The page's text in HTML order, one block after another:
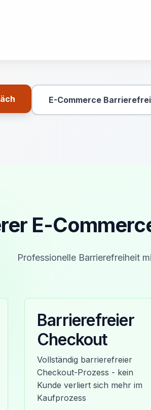
E-Commerce
E-
Professionelle Barrierefreiheit
Barrierefreier
Checkout
Vollständig barrierefreier
Checkout-Prozess - kein
Kunde verliert sich mehr im
Kaufprozess